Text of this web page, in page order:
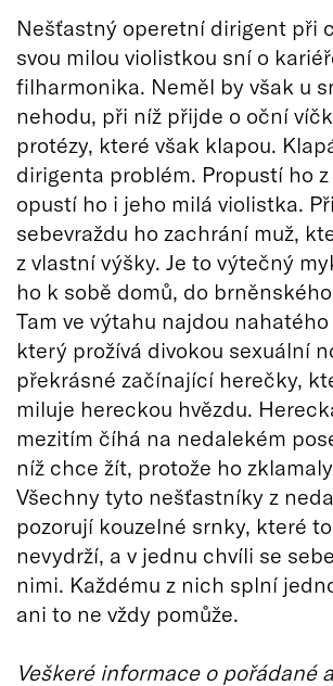
Nešťastný operetní dirigent při
svou milou violistkou sní o
filharmonika. Neměl by však u
nehodu, při níž přijde o oční
protézy, které však klapou.
dirigenta problém. Propustí ho
opustí ho i jeho milá violistka.
sebevraždu ho zachrání muž,
z vlastní výšky. Je to výtečný
ho k sobě domů, do
Tam ve výtahu najdou
který prožívá divokou sexuální
překrásné začínající herečky,
miluje hereckou hvězdu.
mezitím číhá na nedalekém
níž chce žít, protože ho
Všechny tyto nešťastníky z
pozorují kouzelné srnky, které
nevydrží, a v jednu chvíli se
nimi. Každému z nich splní
ani to ne vždy pomůže.
Veškeré informace o pořádané